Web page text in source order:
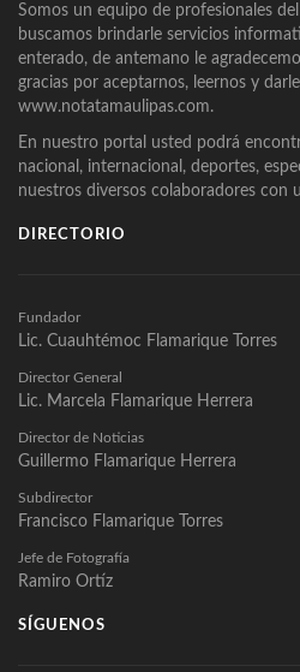
Somos un equipo de profesionales
buscamos brindarle servicios
enterado, de antemano le
gracias por aceptarnos, leernos y
www.notatamaulipas.com.
En nuestro portal usted podrá
nacional, internacional, deportes,
nuestros diversos colaboradores con
DIRECTORIO
Fundador
Lic. Cuauhtémoc Flamarique Torres
Director General
Lic. Marcela Flamarique Herrera
Director de Noticias
Guillermo Flamarique Herrera
Subdirector
Francisco Flamarique Torres
Jefe de Fotografía
Ramiro Ortíz
SÍGUENOS